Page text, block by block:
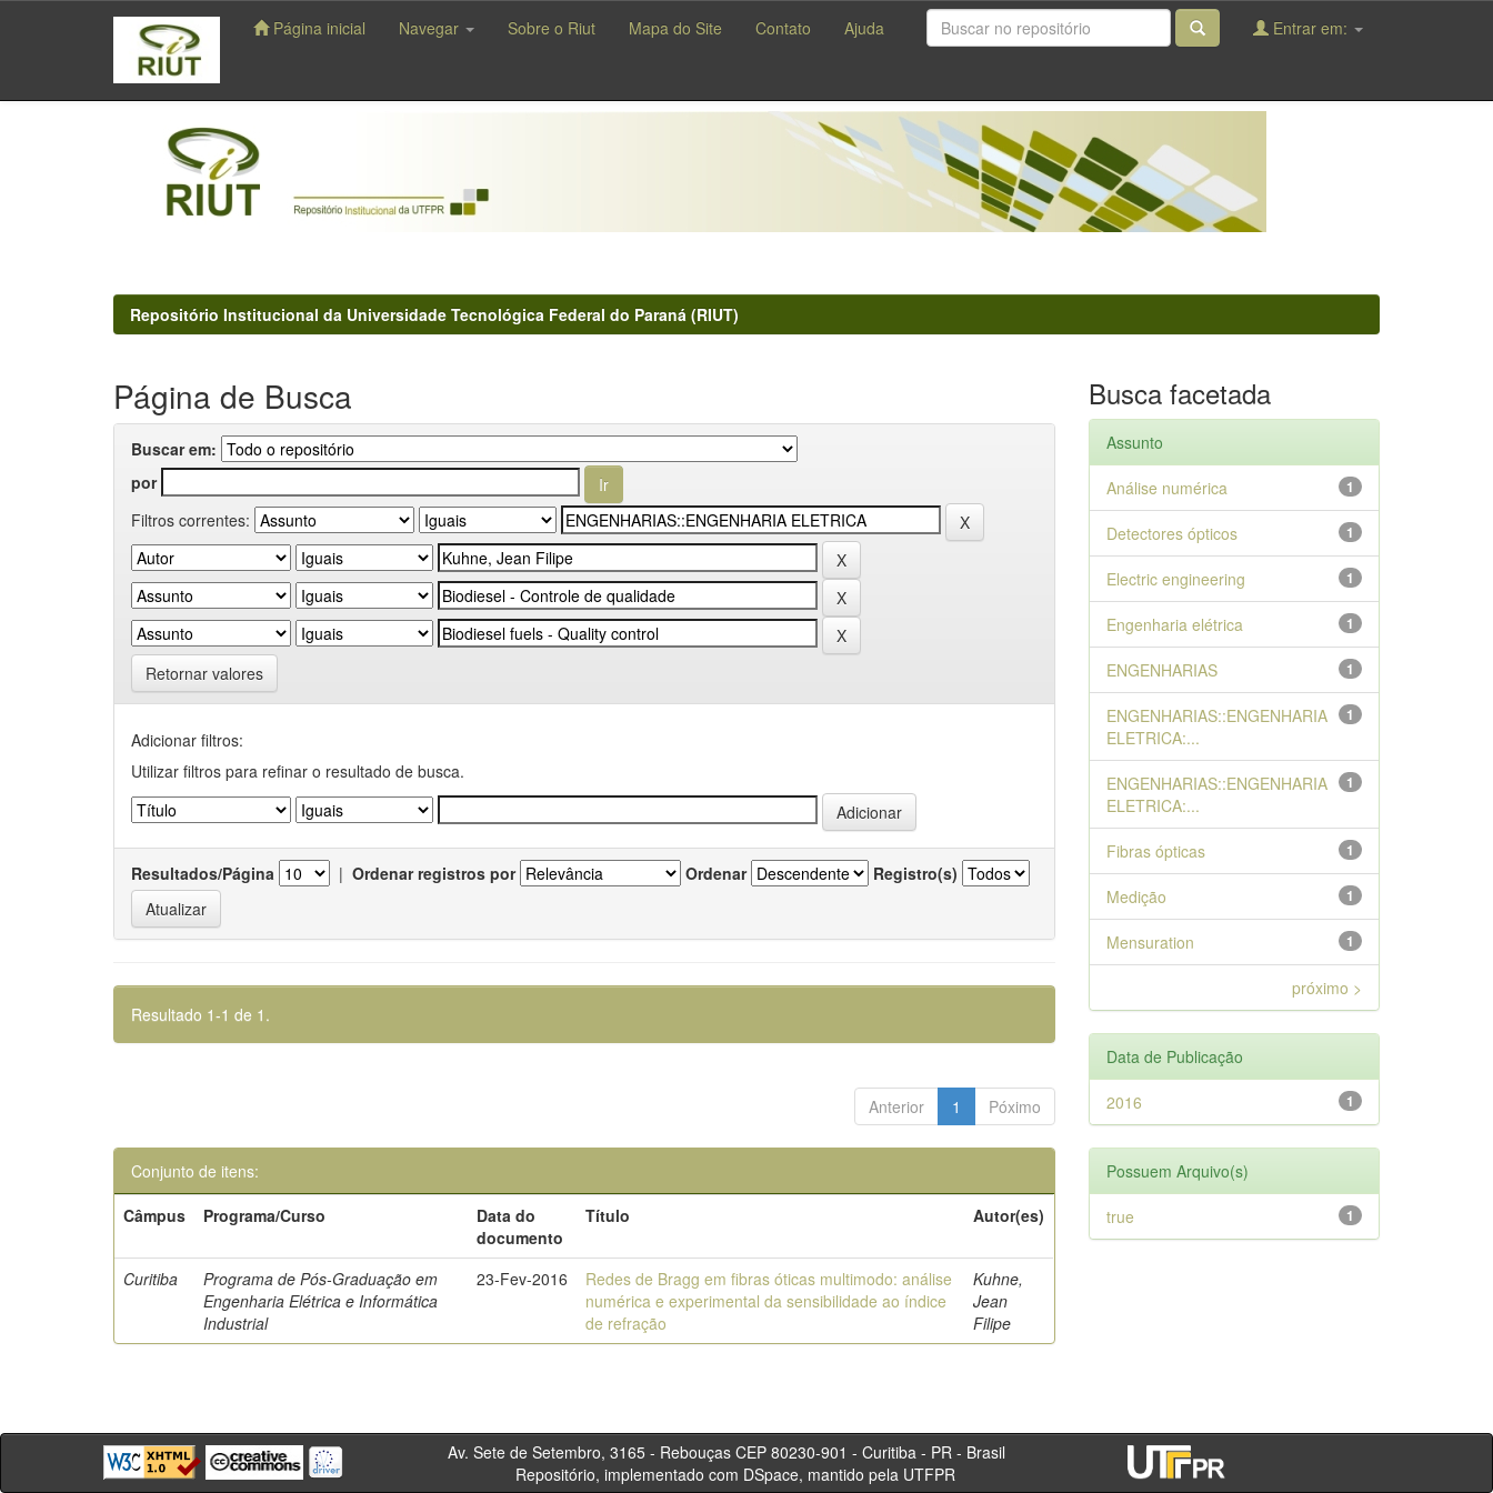
navigation
Página inicial Navegar Sobre o Riut Mapa do Site Contato Ajuda Entrar em:
Repositório Institucional da Universidade Tecnológica Federal do Paraná (RIUT)
Página de Busca
Buscar em:
por
Filtros correntes:
Retornar valores
Adicionar filtros:
Utilizar filtros para refinar o resultado de busca.
Resultados/Página | Ordenar registros por Ordenar Registro(s)
Resultado 1-1 de 1.
Anterior 1 Póximo
Conjunto de itens:
Câmpus
Programa/Curso
Data do
documento
Título Autor(es)
Curitiba
Programa de Pós-Graduação em
Engenharia Elétrica e Informática
Industrial
23-Fev-2016
Redes de Bragg em fibras óticas multimodo: análise
numérica e experimental da sensibilidade ao índice
de refração
Kuhne,
Jean
Filipe
Busca facetada
Assunto
1
Análise numérica
1
Detectores ópticos
1
Electric engineering
1
Engenharia elétrica
1
ENGENHARIAS
1
ENGENHARIAS::ENGENHARIA
ELETRICA:...
1
ENGENHARIAS::ENGENHARIA
ELETRICA:...
1
Fibras ópticas
1
Medição
1
Mensuration
próximo >
Data de Publicação
1
2016
Possuem Arquivo(s)
1
true
Av. Sete de Setembro, 3165 - Rebouças CEP 80230-901 - Curitiba - PR - Brasil
Repositório, implementado com DSpace, mantido pela UTFPR